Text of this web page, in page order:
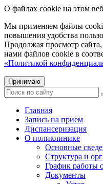
О файлах cookie на этом
Мы применяем файлы
повышения удобства
Продолжая просмотр
нами файлов cookie в
«Политикой
Принимаю
Главная
Запись на прием
Диспансеризация
О поликлинике
Основные
Структура и
График работы
Документы